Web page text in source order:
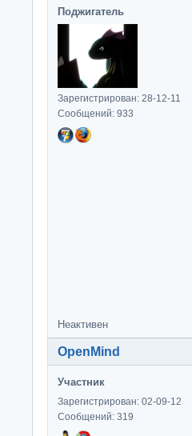
Поджигатель
Зарегистрирован: 28-12-11
Сообщений: 933
Неактивен
OpenMind
Участник
Зарегистрирован: 02-09-12
Сообщений: 319